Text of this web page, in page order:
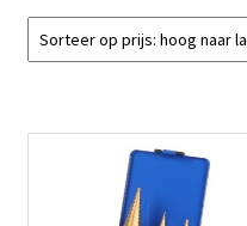
Contact